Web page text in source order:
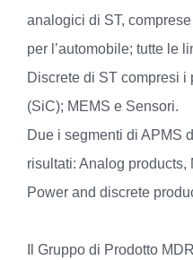
analogici di ST,
per l’automobile; tutte le
Discrete di ST compresi
(SiC); MEMS e Sensori.
Due i segmenti di APMS
risultati: Analog
Power and discrete
Il Gruppo di Prodotto